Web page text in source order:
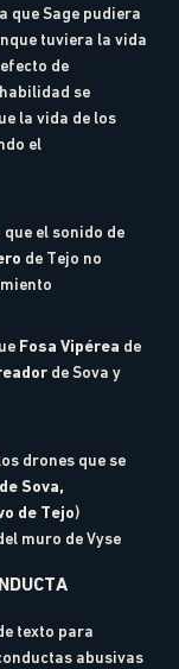
que Sage pudiera
tuviera la vida
de
se
la vida de los
el
el sonido de
de Tejo no
Fosa Vipérea de
de Sova y
drones que se
Sova,
de Tejo)
muro de Vyse
texto para
abusivas